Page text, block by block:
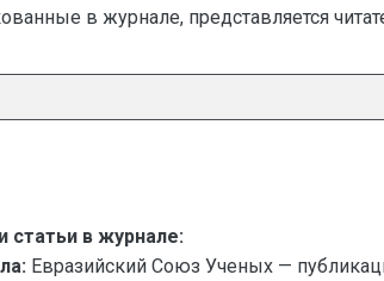
в журнале, представляется
статьи в журнале:
Евразийский Союз Ученых —